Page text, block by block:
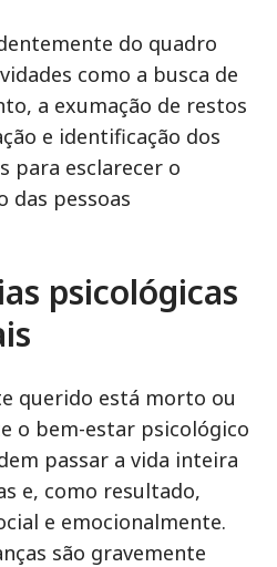
do quadro
como a busca de
a exumação de restos
e identificação dos
para esclarecer o
das pessoas
psicológicas
querido está morto ou
o bem-estar psicológico
passar a vida inteira
e, como resultado,
e emocionalmente.
são gravemente